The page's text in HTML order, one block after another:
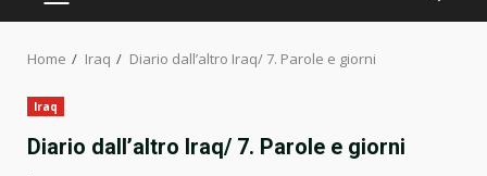
PRIMARY
MENU
Home Iraq Diario dall’altro Iraq/ 7. Parole e giorni
Iraq
Diario dall’altro Iraq/ 7. Parole e giorni